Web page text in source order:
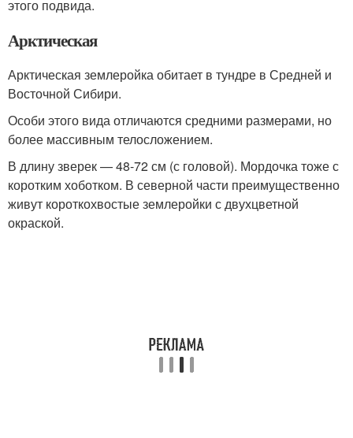
этого подвида.
Арктическая
Арктическая землеройка обитает в тундре в Средней и
Восточной Сибири.
Особи этого вида отличаются средними размерами, но
более массивным телосложением.
В длину зверек — 48-72 см (с головой). Мордочка тоже с
коротким хоботком. В северной части преимущественно
живут короткохвостые землеройки с двухцветной
окраской.